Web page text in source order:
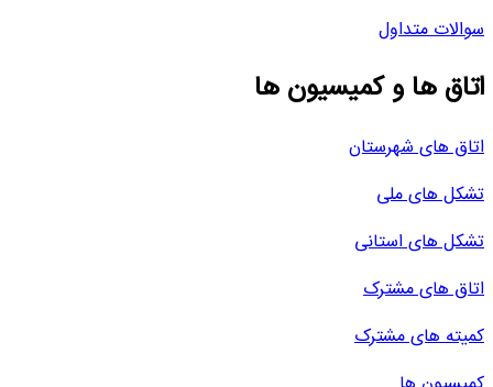
سوالات متداول
اتاق ها و کمیسیون ها
اتاق های شهرستان
تشکل های ملی
تشکل های استانی
اتاق های مشترک
کمیته های مشترک